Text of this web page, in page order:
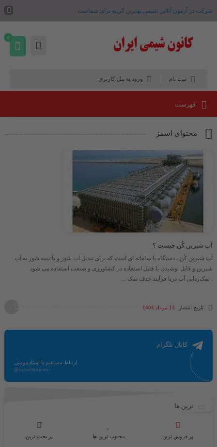
شرکت در آزمون آنلاین شیمی بهترین گزینه برای شماست .
ثبت نام ورود به پنل کاربری
0
فهرست
محتوای اسمز
آب شیرین کُن چیست ؟
آب شیرین کُن ، دستگاه یا سامانه ای است که برای تبدیل آب شور و یا نیمه شور به آب
شیرین و قابل نوشیدن یا قابل استفاده در کشاورزی و صنعت استفاده می شود
. نمک‌زدایی آب دریا فرآیند حذف نمک ...
تاریخ انتشار 14 مرداد 1404
کانال تلگرام
ارتباط مستقیم با استادمومنی
@ostadmomeni
ترین ها
پر فروش ترین محبوب ترین ها پر بحث ترین